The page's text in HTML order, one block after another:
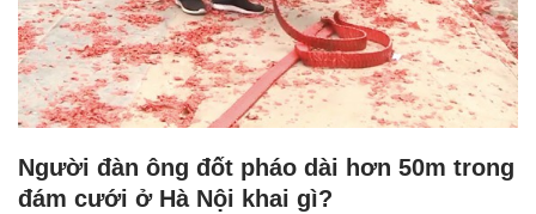
Người đàn ông đốt pháo dài hơn 50m trong
đám cưới ở Hà Nội khai gì?